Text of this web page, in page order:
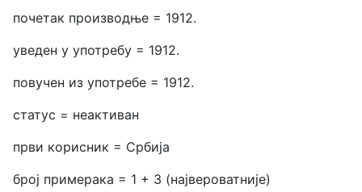
почетак производње = 1912.
уведен у употребу = 1912.
повучен из употребе = 1912.
статус = неактиван
први корисник = Србија
број примерака = 1 + 3 (највероватније)